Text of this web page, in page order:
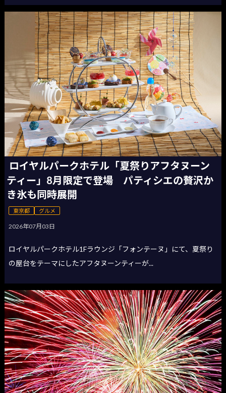
ロイヤルパークホテル「夏祭りアフタヌーン
ティー」8月限定で登場 パティシエの贅沢か
き氷も同時展開
東京都 グルメ
2026年07月03日
ロイヤルパークホテル1Fラウンジ「フォンテーヌ」にて、夏祭り
の屋台をテーマにしたアフタヌーンティーが...